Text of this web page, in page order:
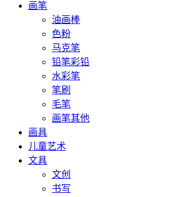
画笔
油画棒
色粉
马克笔
铅笔彩铅
水彩笔
笔刷
毛笔
画笔其他
画具
儿童艺术
文具
文创
书写